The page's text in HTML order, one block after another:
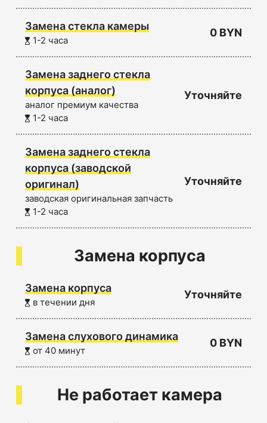
Замена стекла камеры
1-2 часа
0 BYN
Замена заднего стекла
корпуса (аналог)
аналог премиум качества
1-2 часа
Уточняйте
Замена заднего стекла
корпуса (заводской
оригинал)
заводская оригинальная запчасть
1-2 часа
Уточняйте
Замена корпуса
Замена корпуса
в течении дня
Уточняйте
Замена слухового динамика
от 40 минут
0 BYN
Не работает камера